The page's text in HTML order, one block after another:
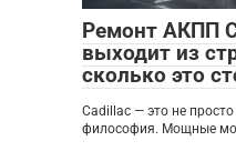
Ремонт АКПП
выходит из
сколько это
Cadillac — это не
философия. Мощные